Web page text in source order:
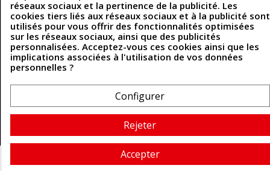
Contactez-nous
Coordonnées
493 Chemin de Catougnac
contact@cuirenstock.com
Cuirenstock © 2026 - Une création Quatrys 💙
réseaux sociaux et la pertinence de la publicité. Les
cookies tiers liés aux réseaux sociaux et à la publicité sont
utilisés pour vous offrir des fonctionnalités optimisées
sur les réseaux sociaux, ainsi que des publicités
personnalisées. Acceptez-vous ces cookies ainsi que les
implications associées à l'utilisation de vos données
personnelles ?
Configurer
Rejeter
Accepter